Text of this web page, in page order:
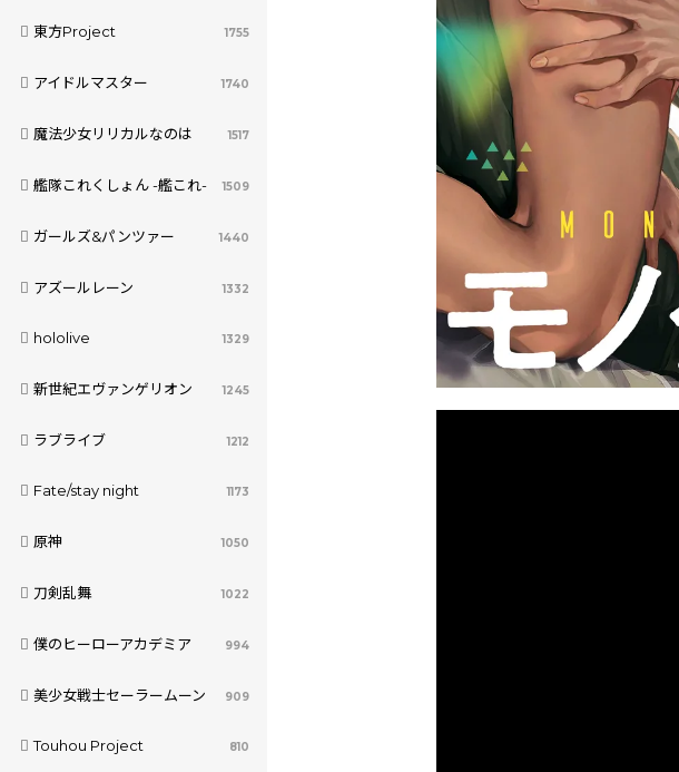
東方Project 1755
アイドルマスター 1740
魔法少女リリカルなのは 1517
艦隊これくしょん -艦これ- 1509
ガールズ&パンツァー 1440
アズールレーン 1332
hololive 1329
新世紀エヴァンゲリオン 1245
ラブライブ 1212
Fate/stay night 1173
原神 1050
刀剣乱舞 1022
僕のヒーローアカデミア 994
美少女戦士セーラームーン 909
Touhou Project 810